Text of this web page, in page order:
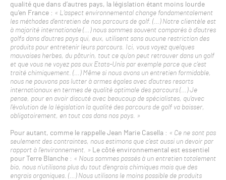
qualité que dans d’autres pays, la législation étant moins lourde
qu’en France : « L’aspect environnemental change fondamentalement
les méthodes d’entretien de nos parcours de golf. (…) Notre clientèle est
à majorité internationale (…) nous sommes souvent comparés à d’autres
golfs dans d’autres pays qui, eux, utilisent sans aucune restriction des
produits pour entretenir leurs parcours. Ici, vous voyez quelques
mauvaises herbes, du pâturin, tout ce qu’on peut retrouver dans un golf
et que vous ne voyez pas aux Etats-Unis par exemple parce que c’est
traité chimiquement. (…) Même si nous avons un entretien formidable,
nous ne pouvons pas lutter à armes égales avec d’autres resorts
internationaux en termes de qualité optimale des parcours (…) Je
pense, pour en avoir discuté avec beaucoup de spécialistes, qu’avec
l’évolution de la législation la qualité des parcours de golf va baisser,
obligatoirement, en tout cas dans nos pays. »
Pour autant, comme le rappelle Jean Marie Casella : « Ce ne sont pas
seulement des contraintes, nous estimons que c’est aussi un devoir par
rapport à l’environnement. » Le côté environnemental est essentiel
pour Terre Blanche : « Nous sommes passés à un entretien totalement
bio, nous n’utilisons plus du tout d’engrais chimiques mais que des
engrais organiques. (…) Nous utilisons le moins possible de produits